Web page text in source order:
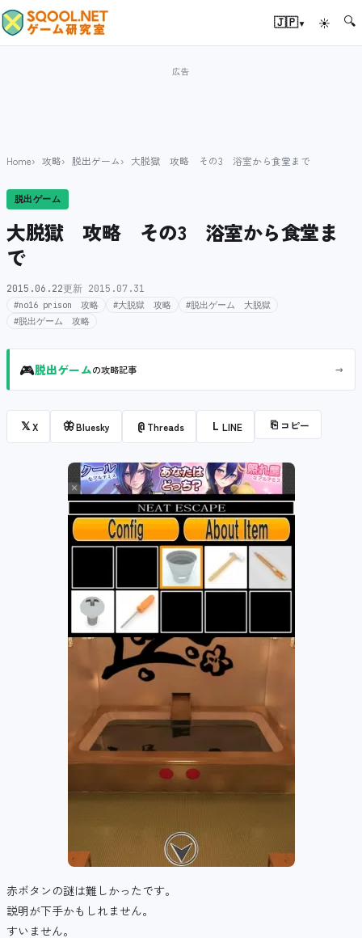
🇯🇵▾ ☀ 🔍
Home 攻略 脱出ゲーム 大脱獄 攻略 その3 浴室から食堂まで
脱出ゲーム
大脱獄 攻略 その3 浴室から食堂ま
で
2015.06.22更新 2015.07.31
#no16 prison 攻略 #大脱獄 攻略
#脱出ゲーム 大脱獄
#脱出ゲーム 攻略
🎮脱出ゲームの攻略記事 →
𝕏X 🦋Bluesky @ Threads L LINE ⎘ コピー
赤ボタンの謎は難しかったです。
説明が下手かもしれません。
すいません。